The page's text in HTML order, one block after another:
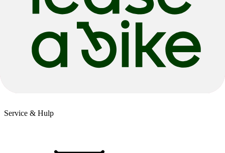
Bestellen & verzenden
Levering & verzending
Service & Hulp